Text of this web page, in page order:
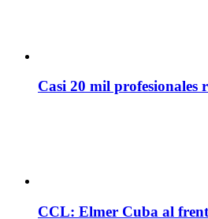
Casi 20 mil profesionales
CCL: Elmer Cuba al